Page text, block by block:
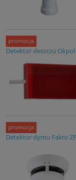
Detektor deszczu Okpol
promocja
Detektor dymu Fakro
promocja